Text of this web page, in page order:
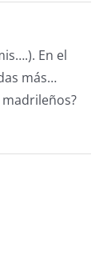
En el
más…